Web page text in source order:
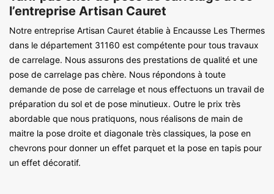
l’entreprise Artisan Cauret
Notre entreprise Artisan Cauret établie à Encausse Les Thermes
dans le département 31160 est compétente pour tous travaux
de carrelage. Nous assurons des prestations de qualité et une
pose de carrelage pas chère. Nous répondons à toute
demande de pose de carrelage et nous effectuons un travail de
préparation du sol et de pose minutieux. Outre le prix très
abordable que nous pratiquons, nous réalisons de main de
maitre la pose droite et diagonale très classiques, la pose en
chevrons pour donner un effet parquet et la pose en tapis pour
un effet décoratif.